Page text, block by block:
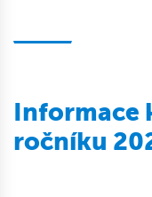
Informace
ročníku